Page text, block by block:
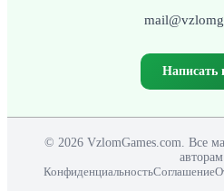
Написать
© 2026 VzlomGames.com. Все
авторам.
КонфиденциальностьСоглашение